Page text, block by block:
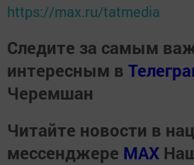
https://max.ru/tatmedia
Следите за самым
интересным в
Черемшан
Читайте новости в
мессенджере MАХ